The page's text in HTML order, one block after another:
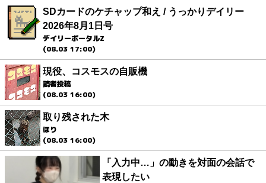
SDカードのケチャップ和え / うっかりデイリー
2026年8月1日号
デイリーポータルZ
(08.03 17:00)
現役、コスモスの自販機
読者投稿
(08.03 16:00)
取り残された木
ほり
(08.03 16:00)
「入力中…」の動きを対面の会話で
表現したい